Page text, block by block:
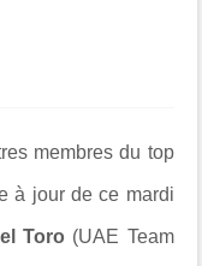
membres du top
à jour de ce mardi
Toro (UAE Team